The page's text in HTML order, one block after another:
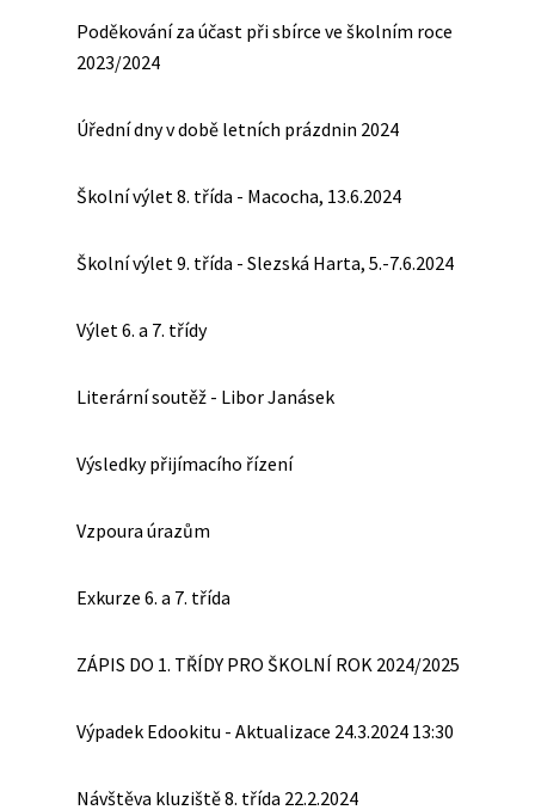
Poděkování za účast při sbírce ve školním roce
2023/2024
Úřední dny v době letních prázdnin 2024
Školní výlet 8. třída - Macocha, 13.6.2024
Školní výlet 9. třída - Slezská Harta, 5.-7.6.2024
Výlet 6. a 7. třídy
Literární soutěž - Libor Janásek
Výsledky přijímacího řízení
Vzpoura úrazům
Exkurze 6. a 7. třída
ZÁPIS DO 1. TŘÍDY PRO ŠKOLNÍ ROK 2024/2025
Výpadek Edookitu - Aktualizace 24.3.2024 13:30
Návštěva kluziště 8. třída 22.2.2024